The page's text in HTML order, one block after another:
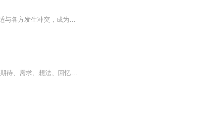
人生前17年作为平凡学生的苏若，因为一场意外转学至拫州私立学校复读高一。因为种种不适与各方发生冲突，成为人人惧怕的女魔头。
寻牛： 停止向外求，开始向内求，追求本自具足的自己见迹：看到牛的痕迹：事件、情绪、期待、需求、想法、回忆、念头见牛：你能看到 X，说明你不是 X，我是看这个 X 的观察者得牛： 我是观察者，我看到自责，不再被念的链条带走牧牛： 我是观察者，不迎不...